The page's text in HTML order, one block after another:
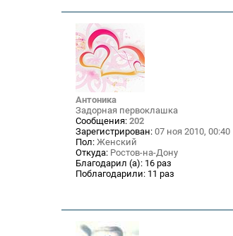
Антоника
Задорная первоклашка
Сообщения: 202
Зарегистрирован: 07 ноя 2010, 00:40
Пол: Женский
Откуда: Ростов-на-Дону
Благодарил (а): 16 раз
Поблагодарили: 11 раз